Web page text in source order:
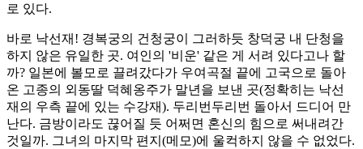
로 있다.
바로 낙선재! 경복궁의 건청궁이 그러하듯 창덕궁 내 단청을
하지 않은 유일한 곳. 여인의 '비운' 같은 게 서려 있다고나 할
까? 일본에 볼모로 끌려갔다가 우여곡절 끝에 고국으로 돌아
온 고종의 외동딸 덕혜옹주가 말년을 보낸 곳(정확히는 낙선
재의 우측 끝에 있는 수강재). 두리번두리번 돌아서 드디어 만
난다. 금방이라도 끊어질 듯 어쩌면 혼신의 힘으로 써내려간
것일까. 그녀의 마지막 편지(메모)에 울컥하지 않을 수 없었다.